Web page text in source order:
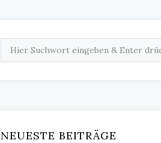
NEUESTE BEITRÄGE